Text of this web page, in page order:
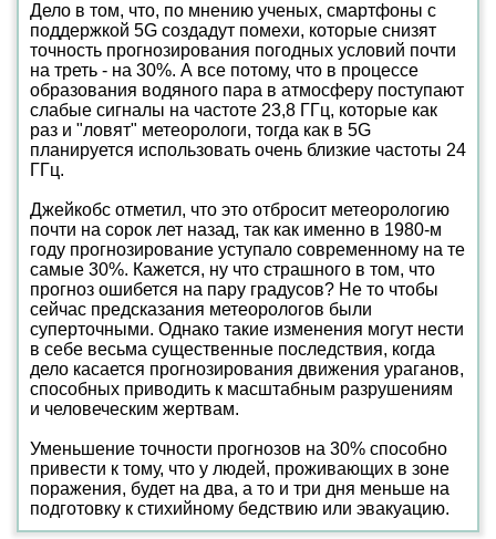
Дело в том, что, по мнению ученых, смартфоны с
поддержкой 5G создадут помехи, которые снизят
точность прогнозирования погодных условий почти
на треть - на 30%. А все потому, что в процессе
образования водяного пара в атмосферу поступают
слабые сигналы на частоте 23,8 ГГц, которые как
раз и "ловят" метеорологи, тогда как в 5G
планируется использовать очень близкие частоты 24
ГГц.
Джейкобс отметил, что это отбросит метеорологию
почти на сорок лет назад, так как именно в 1980-м
году прогнозирование уступало современному на те
самые 30%. Кажется, ну что страшного в том, что
прогноз ошибется на пару градусов? Не то чтобы
сейчас предсказания метеорологов были
суперточными. Однако такие изменения могут нести
в себе весьма существенные последствия, когда
дело касается прогнозирования движения ураганов,
способных приводить к масштабным разрушениям
и человеческим жертвам.
Уменьшение точности прогнозов на 30% способно
привести к тому, что у людей, проживающих в зоне
поражения, будет на два, а то и три дня меньше на
подготовку к стихийному бедствию или эвакуацию.